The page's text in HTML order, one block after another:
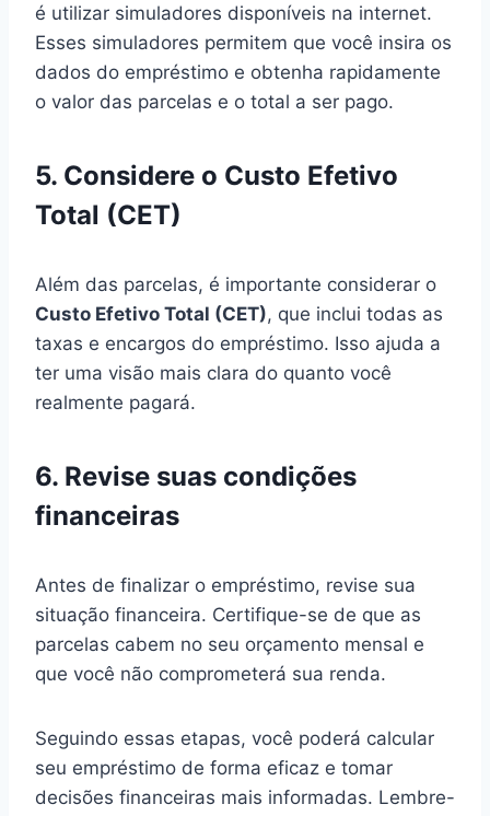
é utilizar simuladores disponíveis na internet.
Esses simuladores permitem que você insira os
dados do empréstimo e obtenha rapidamente
o valor das parcelas e o total a ser pago.
5. Considere o Custo Efetivo
Total (CET)
Além das parcelas, é importante considerar o
Custo Efetivo Total (CET), que inclui todas as
taxas e encargos do empréstimo. Isso ajuda a
ter uma visão mais clara do quanto você
realmente pagará.
6. Revise suas condições
financeiras
Antes de finalizar o empréstimo, revise sua
situação financeira. Certifique-se de que as
parcelas cabem no seu orçamento mensal e
que você não comprometerá sua renda.
Seguindo essas etapas, você poderá calcular
seu empréstimo de forma eficaz e tomar
decisões financeiras mais informadas. Lembre-